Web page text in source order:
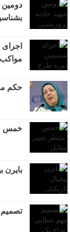
دومین
مواکب اوقاف در
حکم
خمس
بایرن
تصمیم